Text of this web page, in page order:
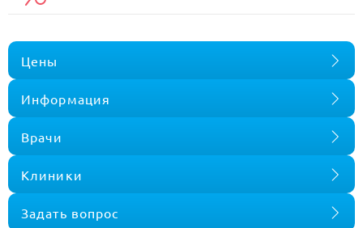
Цены
Информация
Врачи
Клиники
Задать вопрос